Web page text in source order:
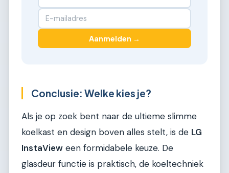
Aanmelden →
Conclusie: Welke kies je?
Als je op zoek bent naar de ultieme slimme
koelkast en design boven alles stelt, is de LG
InstaView een formidabele keuze. De
glasdeur functie is praktisch, de koeltechniek